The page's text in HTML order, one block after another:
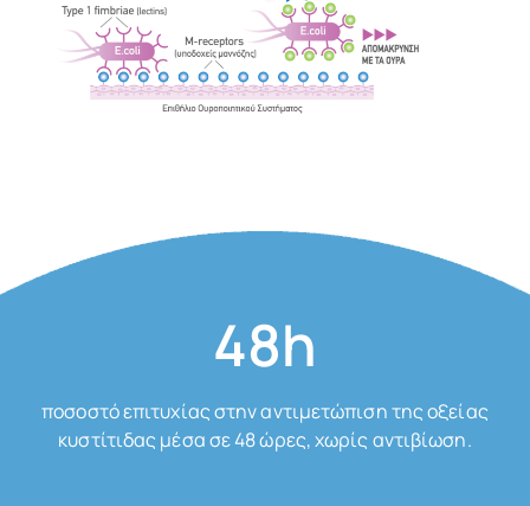
48h
ποσοστό επιτυχίας στην αντιμετώπιση της οξείας
κυστίτιδας μέσα σε 48 ώρες, χωρίς αντιβίωση.